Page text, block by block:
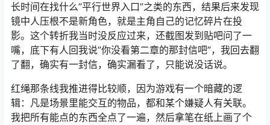
长时间在找什么”平行世界入口”之类的东西，结果后来发现
镜中人压根不是新角色，就是主角自己的记忆碎片在投
影。这个转折我当时没反应过来，还截图发到贴吧问了一
嘴，底下有人回我说”你没看第二章的那封信吧”，我回去翻
了翻，确实有一封信，确实漏看了，只能说没话说。
红绳那条线我推进得比较顺，因为游戏有一个暗藏的逻
辑：凡是场景里能交互的物品，都和某个嫌疑人有关联。
我把所有能点的东西全点了一遍，然后拿笔在纸上画了个